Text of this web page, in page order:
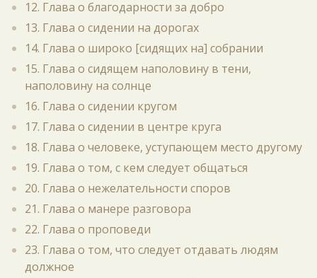
12. Глава о благодарности за добро
13. Глава о сидении на дорогах
14. Глава о широко [сидящих на] собрании
15. Глава о сидящем наполовину в тени,
наполовину на солнце
16. Глава о сидении кругом
17. Глава о сидении в центре круга
18. Глава о человеке, уступающем место другому
19. Глава о том, с кем следует общаться
20. Глава о нежелательности споров
21. Глава о манере разговора
22. Глава о проповеди
23. Глава о том, что следует отдавать людям
должное